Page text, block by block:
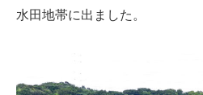
水田地帯に出ました。